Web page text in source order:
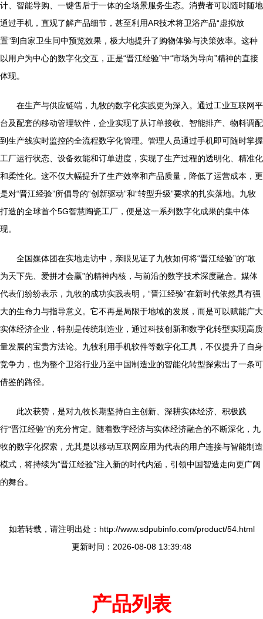
计、智能导购、一键售后于一体的全场景服务生态。消费者可以随时随地
通过手机，直观了解产品细节，甚至利用AR技术将卫浴产品“虚拟放
置”到自家卫生间中预览效果，极大地提升了购物体验与决策效率。这种
以用户为中心的数字化交互，正是“晋江经验”中“市场为导向”精神的直接
体现。
在生产与供应链端，九牧的数字化实践更为深入。通过工业互联网平
台及配套的移动管理软件，企业实现了从订单接收、智能排产、物料调配
到生产线实时监控的全流程数字化管理。管理人员通过手机即可随时掌握
工厂运行状态、设备效能和订单进度，实现了生产过程的透明化、精准化
和柔性化。这不仅大幅提升了生产效率和产品质量，降低了运营成本，更
是对“晋江经验”所倡导的“创新驱动”和“转型升级”要求的扎实落地。九牧
打造的全球首个5G智慧陶瓷工厂，便是这一系列数字化成果的集中体
现。
全国媒体团在实地走访中，亲眼见证了九牧如何将“晋江经验”的“敢
为天下先、爱拼才会赢”的精神内核，与前沿的数字技术深度融合。媒体
代表们纷纷表示，九牧的成功实践表明，“晋江经验”在新时代依然具有强
大的生命力与指导意义。它不再是局限于地域的发展，而是可以赋能广大
实体经济企业，特别是传统制造业，通过科技创新和数字化转型实现高质
量发展的宝贵方法论。九牧利用手机软件等数字化工具，不仅提升了自身
竞争力，也为整个卫浴行业乃至中国制造业的智能化转型探索出了一条可
借鉴的路径。
此次获赞，是对九牧长期坚持自主创新、深耕实体经济、积极践
行“晋江经验”的充分肯定。随着数字经济与实体经济融合的不断深化，九
牧的数字化探索，尤其是以移动互联网应用为代表的用户连接与智能制造
模式，将持续为“晋江经验”注入新的时代内涵，引领中国智造走向更广阔
的舞台。
如若转载，请注明出处：http://www.sdpubinfo.com/product/54.html
更新时间：2026-08-08 13:39:48
产品列表